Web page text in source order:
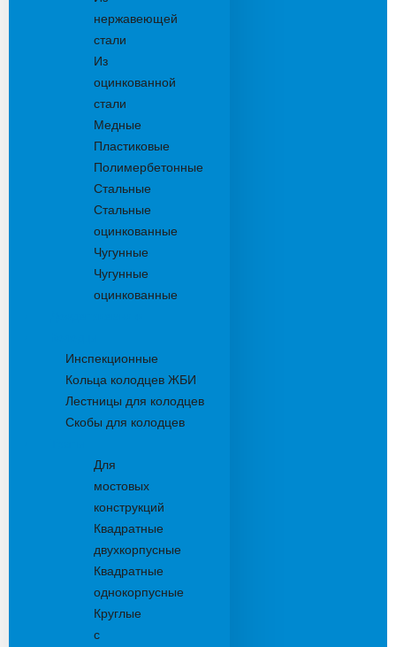
нержавеющей
стали
Из
оцинкованной
стали
Медные
Пластиковые
Полимербетонные
Стальные
Стальные
оцинкованные
Чугунные
Чугунные
оцинкованные
Инспекционные
Кольца колодцев ЖБИ
Лестницы для колодцев
Скобы для колодцев
Для
мостовых
конструкций
Квадратные
двухкорпусные
Квадратные
однокорпусные
Круглые
с